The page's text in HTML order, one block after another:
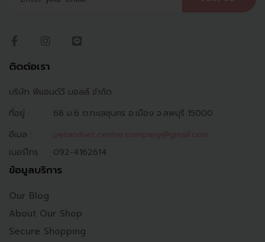
ติดต่อเรา
บริษัท พีแอนด์วี มอลล์ จำกัด
ที่อยู่ :
68 ม.6 ต.ทะเลชุบศร อ.เมือง จ.ลพบุรี 15000
อีเมล :
เบอร์โทร :
092-4162614
ข้อมูลบริการ
Our Blog
About Our Shop
Secure Shopping